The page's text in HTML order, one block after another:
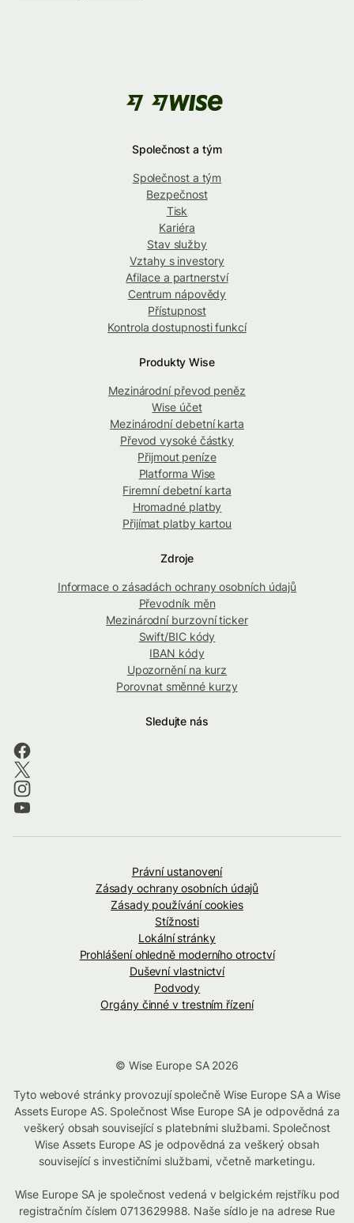
Společnost a tým
Společnost a tým
Bezpečnost
Tisk
Kariéra
Stav služby
Vztahy s investory
Afilace a partnerství
Centrum nápovědy
Přístupnost
Kontrola dostupnosti funkcí
Produkty Wise
Mezinárodní převod peněz
Wise účet
Mezinárodní debetní karta
Převod vysoké částky
Přijmout peníze
Platforma Wise
Firemní debetní karta
Hromadné platby
Přijímat platby kartou
Zdroje
Informace o zásadách ochrany osobních údajů
Převodník měn
Mezinárodní burzovní ticker
Swift/BIC kódy
IBAN kódy
Upozornění na kurz
Porovnat směnné kurzy
Sledujte nás
Právní ustanovení
Zásady ochrany osobních údajů
Zásady používání cookies
Stížnosti
Lokální stránky
Prohlášení ohledně moderního otroctví
Duševní vlastnictví
Podvody
Orgány činné v trestním řízení
© Wise Europe SA 2026
Tyto webové stránky provozují společně Wise Europe SA a Wise
Assets Europe AS. Společnost Wise Europe SA je odpovědná za
veškerý obsah související s platebními službami. Společnost
Wise Assets Europe AS je odpovědná za veškerý obsah
související s investičními službami, včetně marketingu.
Wise Europe SA je společnost vedená v belgickém rejstříku pod
registračním číslem 0713629988. Naše sídlo je na adrese Rue